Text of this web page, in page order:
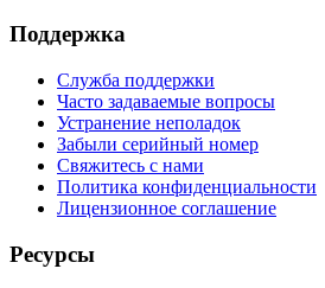
Поддержка
Служба поддержки
Часто задаваемые вопросы
Устранение неполадок
Забыли серийный номер
Свяжитесь с нами
Политика конфиденциальности
Лицензионное соглашение
Ресурсы